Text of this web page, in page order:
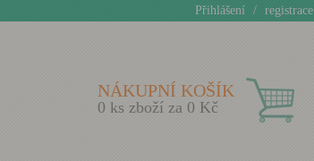
Přihlášení / registrace
NÁKUPNÍ KOŠÍK
0 ks zboží za 0 Kč